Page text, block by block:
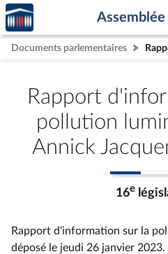
Aller au contenu
Aller en bas de la page
Accèder
à la
page
d'accueil
Documents parlementaires
Rapport
pollution
Annick
16e
Rapport d'information sur la
déposé le jeudi 26 janvier 2023.